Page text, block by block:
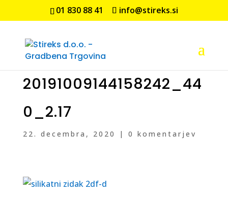
01 830 88 41 info@stireks.si
20191009144158242_44
0_2.17
22. decembra, 2020 | 0 komentarjev